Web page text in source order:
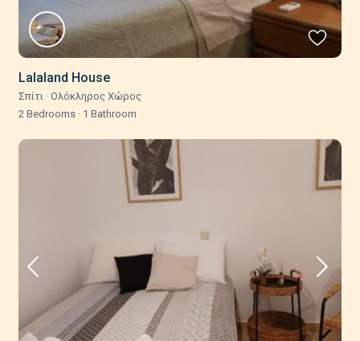
Lalaland House
Σπίτι · Ολόκληρος Χώρος
2 Bedrooms · 1 Bathroom